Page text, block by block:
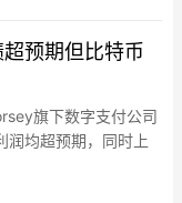
元。
预期但比特币
旗下数字支付公司
润均超预期，同时上
亿美元、调整后营业
，各项指标均高于此